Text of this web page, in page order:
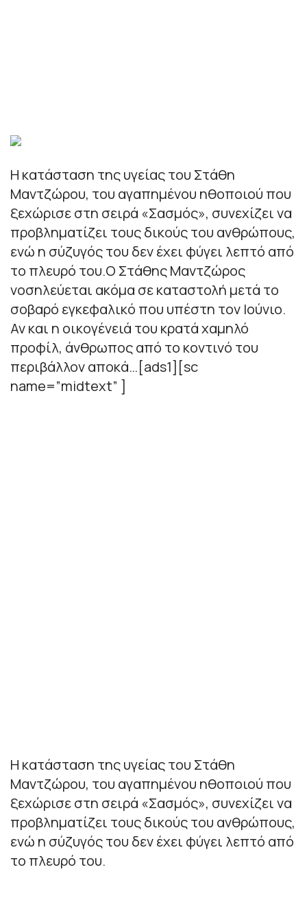
Η κατάσταση της υγείας του Στάθη
Μαντζώρου, του αγαπημένου ηθοποιού που
ξεχώρισε στη σειρά «Σασμός», συνεχίζει να
προβληματίζει τους δικούς του ανθρώπους,
ενώ η σύζυγός του δεν έχει φύγει λεπτό από
το πλευρό του.Ο Στάθης Μαντζώρος
νοσηλεύεται ακόμα σε καταστολή μετά το
σοβαρό εγκεφαλικό που υπέστη τον Ιούνιο.
Αν και η οικογένειά του κρατά χαμηλό
προφίλ, άνθρωπος από το κοντινό του
περιβάλλον αποκά…[ads1][sc
name=”midtext” ]
Η κατάσταση της υγείας του Στάθη
Μαντζώρου, του αγαπημένου ηθοποιού που
ξεχώρισε στη σειρά «Σασμός», συνεχίζει να
προβληματίζει τους δικούς του ανθρώπους,
ενώ η σύζυγός του δεν έχει φύγει λεπτό από
το πλευρό του.